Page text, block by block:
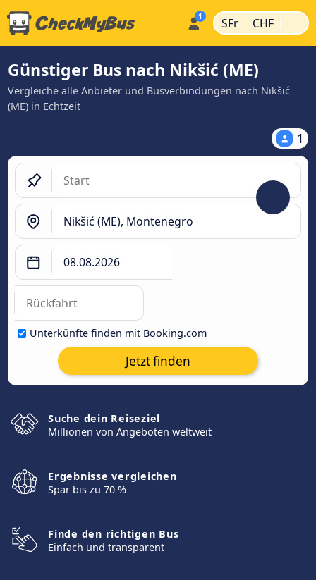
SFr | CHF |
Günstiger Bus nach Nikšić (ME)
Vergleiche alle Anbieter und Busverbindungen nach Nikšić
(ME) in Echtzeit
1
Unterkünfte finden mit Booking.com
Jetzt finden
Suche dein Reiseziel
Millionen von Angeboten weltweit
Ergebnisse vergleichen
Spar bis zu 70 %
Finde den richtigen Bus
Einfach und transparent